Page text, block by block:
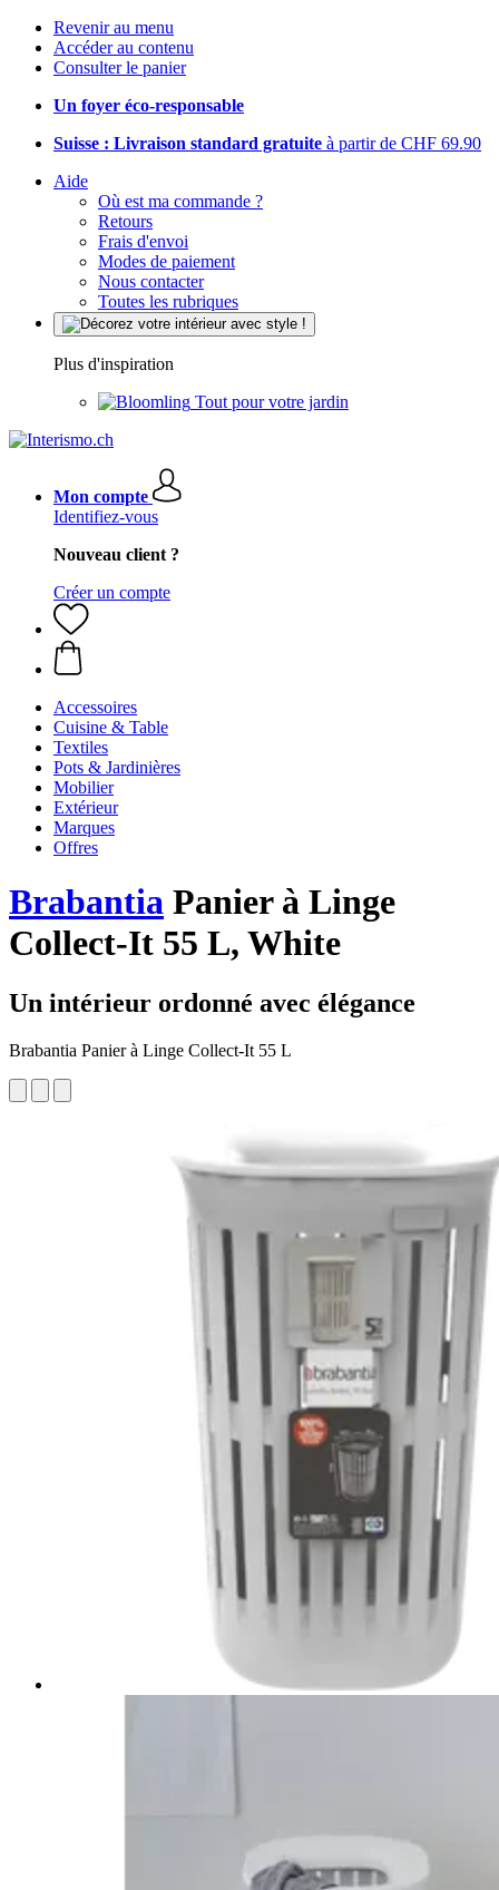
Revenir au menu
Accéder au contenu
Consulter le panier
Un foyer éco-responsable
Suisse : Livraison standard gratuite à partir de CHF 69.90
Aide
Où est ma commande ?
Retours
Frais d'envoi
Modes de paiement
Nous contacter
Toutes les rubriques
Plus d'inspiration
Tout pour votre jardin
Mon compte
Identifiez-vous
Nouveau client ?
Créer un compte
Accessoires
Cuisine & Table
Textiles
Pots & Jardinières
Mobilier
Extérieur
Marques
Offres
Brabantia Panier à Linge
Collect-It 55 L, White
Un intérieur ordonné avec élégance
Brabantia Panier à Linge Collect-It 55 L